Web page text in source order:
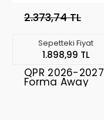
2.373,74 TL
Sepetteki Fiyat
1.898,99 TL
QPR 2026-2027
Forma Away